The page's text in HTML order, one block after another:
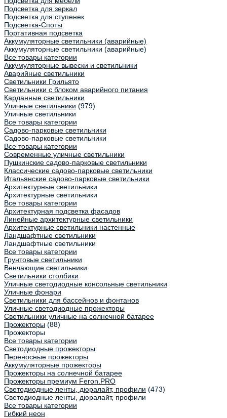
Подсветка для зеркал
Подсветка для ступенек
Подсветка-Споты
Портативная подсветка
Аккумуляторные светильники (аварийные)
Аккумуляторные светильники (аварийные)
Все товары категории
Аккумуляторные вывески и светильники
Аварийные светильники
Светильники Грильято
Светильники с блоком аварийного питания
Карданные светильники
Уличные светильники (979)
Уличные светильники
Все товары категории
Садово-парковые светильники
Садово-парковые светильники
Все товары категории
Современные уличные светильники
Пушкинские садово-парковые светильники
Классические садово-парковые светильники
Итальянские садово-парковые светильники
Архитектурные светильники
Архитектурные светильники
Все товары категории
Архитектурная подсветка фасадов
Линейные архитектурные светильники
Архитектурные светильники настенные
Ландшафтные светильники
Ландшафтные светильники
Все товары категории
Грунтовые светильники
Венчающие светильники
Светильники столбики
Уличные светодиодные консольные светильники
Уличные фонари
Светильники для бассейнов и фонтанов
Уличные светодиодные прожекторы
Светильники уличные на солнечной батарее
Прожекторы (88)
Прожекторы
Все товары категории
Светодиодные прожекторы
Переносные прожекторы
Аккумуляторные прожекторы
Прожекторы на солнечной батарее
Прожекторы премиум Feron.PRO
Светодиодные ленты, дюралайт, профили (473)
Светодиодные ленты, дюралайт, профили
Все товары категории
Гибкий неон